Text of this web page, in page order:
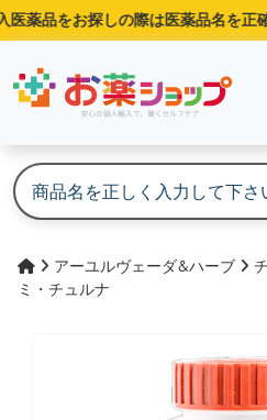
薬品をお探しの際は医薬品名を正確
アーユルヴェーダ&ハーブ
ミ・チュルナ